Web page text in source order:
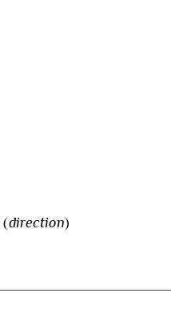
(direction)